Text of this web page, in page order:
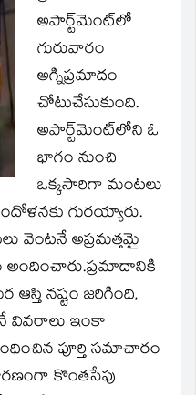
అపార్ట్‌మెంట్‌లో
గురువారం
అగ్నిప్రమాదం
చోటుచేసుకుంది.
అపార్ట్‌మెంట్‌లోని ఓ
భాగం నుంచి
ఒక్కసారిగా మంటలు
గురయ్యారు.
వెంటనే అప్రమత్తమై
నష్టం జరిగింది,
ఇంకా
పూర్తి సమాచారం
కొంతసేపు